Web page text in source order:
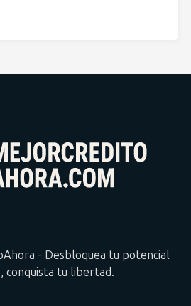
- Desbloquea tu potencial
conquista tu libertad.